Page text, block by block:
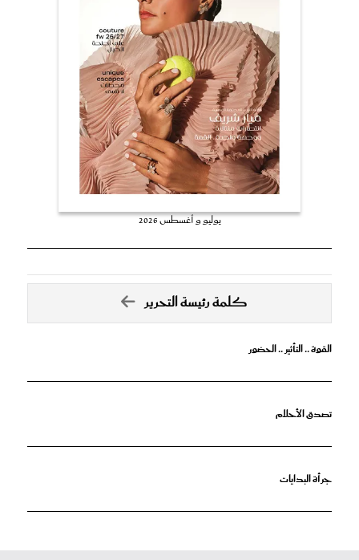
يوليو و أغسطس 2026
كلمة رئيسة التحرير
القوة .. التأثير .. الحضور
تصدق الأحلام
جرأة البدايات